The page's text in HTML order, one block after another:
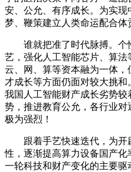
安、公允、有序成长。为实
梦、鞭策建立人类命运配合体
谁就把准了时代脉搏。个
艺，强化人工智能芯片、算
云、网、算等资本融为一体
才成长等方面仍面对较大挑和
我国人工智能财产成长劣势
势，推进教育公允，各行业
极为强烈！
跟着手艺快速迭代，为开
性，逐渐提高算力设备国产
一轮科技和财产变化的主要